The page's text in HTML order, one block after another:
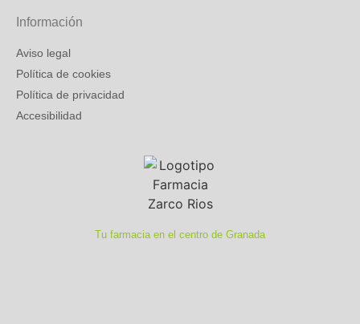
Información
Aviso legal
Política de cookies
Política de privacidad
Accesibilidad
Tu farmacia en el centro de Granada